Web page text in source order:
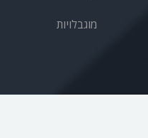
מוגבלויות